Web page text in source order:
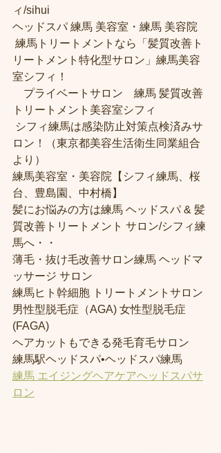
ィ/sihui
ヘッドスパ 練馬 美容室・練馬 美容院
練馬トリートメントなら「髪質改善ト
リートメント特化型サロン」練馬美容
室シフィ！
プライベートサロン　練馬 髪質改善
トリートメント美容室シフィ
シフィ練馬は感染防止対策点検済みサ
ロン！（東京都美容生活衛生同業組合
より）
練馬美容室・美容院【シフィ練馬、桜
台、豊島園、中村橋】
髪にお悩みの方は練馬 ヘッドスパ & 髪
質改善トリートメント サロン/シフィ練
馬へ・・
薄毛・抜け毛改善サロン練馬 ヘッドマ
ッサージ サロン
練馬ヒト幹細胞 トリートメントサロン
男性型脱毛症（AGA) 女性型脱毛症
(FAGA)
ヘアカットもできる発毛育毛サロン
練馬駅ヘッドスパ•ヘッドスパ練馬
練馬 エイジングヘアケアヘッドスパサ
ロン